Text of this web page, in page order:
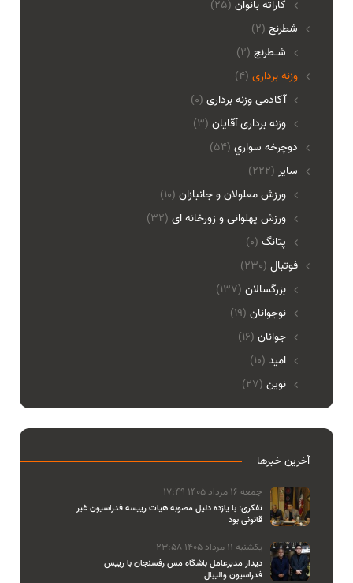
کاراته بانوان (25)
(2) شطرنج
شـطرنج (2)
(4) وزنه برداری
آکادمی وزنه برداری (0)
وزنه برداری آقایان (3)
(54) دوچرخه سواري
(222) ساير
ورزش معلولان و جانبازان (10)
ورزش پهلوانی و زورخانه ای (32)
پتانگ (0)
(230) فوتبال
بزرگسالان (137)
نوجوانان (19)
جوانان (16)
امید (10)
نوین (27)
آخرین خبرها
جمعه 16 مرداد 1405 17:49
تفکری: با یازده دلیل مصوبه هیات رییسه فدراسیون غیر
قانونی بود
یکشنبه 11 مرداد 1405 23:58
دیدار مدیرعامل باشگاه مس رفسنجان با رییس
فدراسیون والیبال